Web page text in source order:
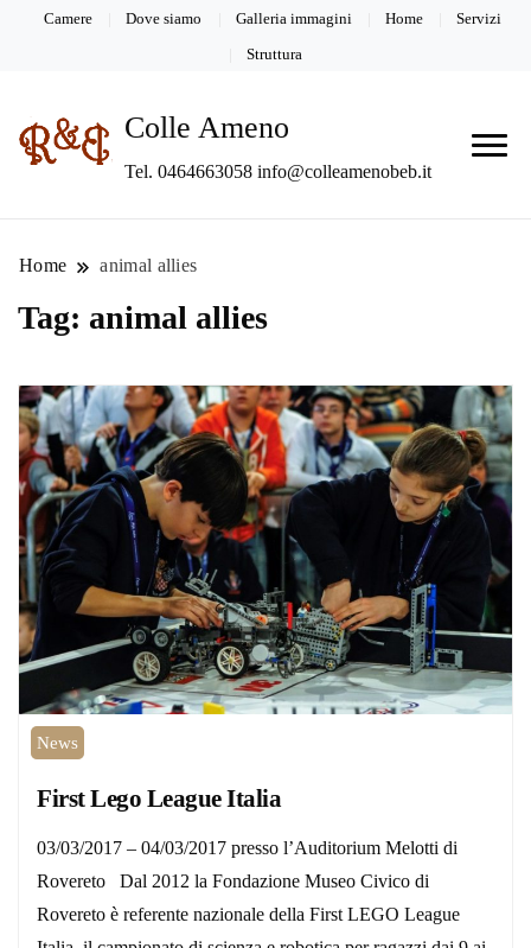
Camere Dove siamo Galleria immagini Home Servizi
Struttura
Colle Ameno
Tel. 0464663058 info@colleamenobeb.it
Home animal allies
Tag: animal allies
News
First Lego League Italia
03/03/2017 – 04/03/2017 presso l’Auditorium Melotti di
Rovereto Dal 2012 la Fondazione Museo Civico di
Rovereto è referente nazionale della First LEGO League